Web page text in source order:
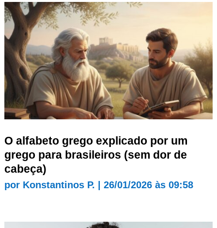
O alfabeto grego explicado por um
grego para brasileiros (sem dor de
cabeça)
por Konstantinos P. 26/01/2026 às 09:58